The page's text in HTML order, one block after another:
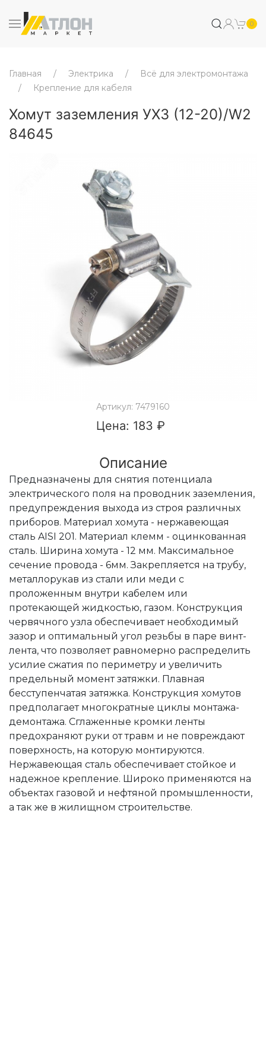
0
Главная Электрика
Всё для электромонтажа
Крепление для кабеля
Хомут заземления УХЗ (12-20)/W2
84645
Артикул: 7479160
Цена: 183 ₽
Описание
Предназначены для снятия потенциала
электрического поля на проводник заземления,
предупреждения выхода из строя различных
приборов. Материал хомута - нержавеющая
сталь AISI 201. Материал клемм - оцинкованная
сталь. Ширина хомута - 12 мм. Максимальное
сечение провода - 6мм. Закрепляется на трубу,
металлорукав из стали или меди с
проложенным внутри кабелем или
протекающей жидкостью, газом. Конструкция
червячного узла обеспечивает необходимый
зазор и оптимальный угол резьбы в паре винт-
лента, что позволяет равномерно распределить
усилие сжатия по периметру и увеличить
предельный момент затяжки. Плавная
бесступенчатая затяжка. Конструкция хомутов
предполагает многократные циклы монтажа-
демонтажа. Сглаженные кромки ленты
предохраняют руки от травм и не повреждают
поверхность, на которую монтируются.
Нержавеющая сталь обеспечивает стойкое и
надежное крепление. Широко применяются на
объектах газовой и нефтяной промышленности,
а так же в жилищном строительстве.